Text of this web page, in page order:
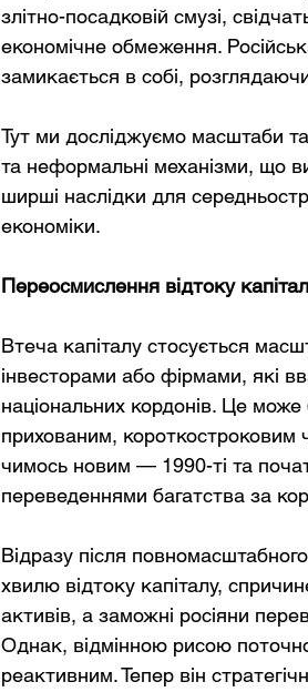
злітно-посадковій смузі,
економічне обмеження.
замикається в собі,
Тут ми досліджуємо масштаби та
та неформальні механізми, що
ширші наслідки для
економіки.
Переосмислення відтоку
Втеча капіталу стосується
інвесторами або фірмами, які
національних кордонів. Це
прихованим, короткостроковим
чимось новим — 1990-ті та
переведеннями багатства за
Відразу після
хвилю відтоку капіталу,
активів, а заможні росіяни
Однак, відмінною рисою
реактивним. Тепер він